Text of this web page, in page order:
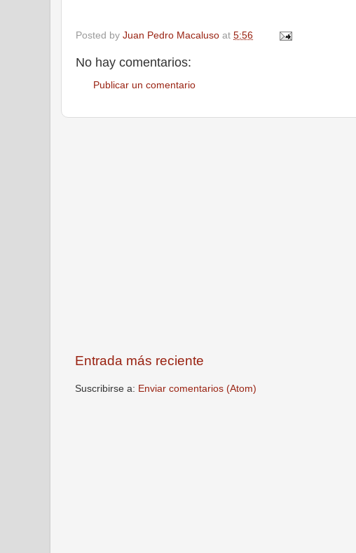
Posted by Juan Pedro Macaluso at 5:56
No hay comentarios:
Publicar un comentario
Entrada más reciente
Suscribirse a: Enviar comentarios (Atom)